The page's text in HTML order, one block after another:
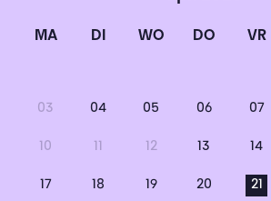
MA DI WO DO VR
03 04 05 06 07
10 11 12 13 14
17 18 19 20 21